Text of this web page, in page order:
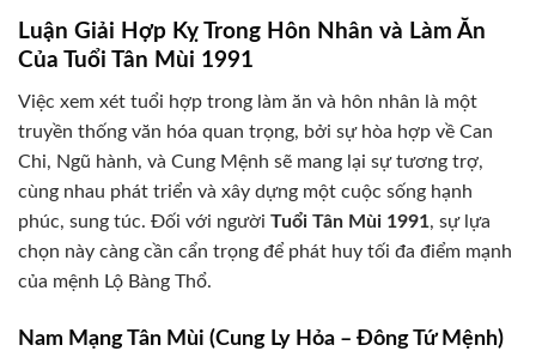
Luận Giải Hợp Kỵ Trong Hôn Nhân và Làm Ăn
Của Tuổi Tân Mùi 1991
Việc xem xét tuổi hợp trong làm ăn và hôn nhân là một
truyền thống văn hóa quan trọng, bởi sự hòa hợp về Can
Chi, Ngũ hành, và Cung Mệnh sẽ mang lại sự tương trợ,
cùng nhau phát triển và xây dựng một cuộc sống hạnh
phúc, sung túc. Đối với người Tuổi Tân Mùi 1991, sự lựa
chọn này càng cần cẩn trọng để phát huy tối đa điểm mạnh
của mệnh Lộ Bàng Thổ.
Nam Mạng Tân Mùi (Cung Ly Hỏa – Đông Tứ Mệnh)